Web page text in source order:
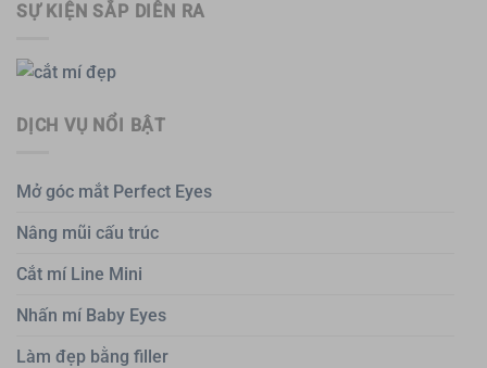
SỰ KIỆN SẮP DIỄN RA
DỊCH VỤ NỔI BẬT
Mở góc mắt Perfect Eyes
Nâng mũi cấu trúc
Cắt mí Line Mini
Nhấn mí Baby Eyes
Làm đẹp bằng filler